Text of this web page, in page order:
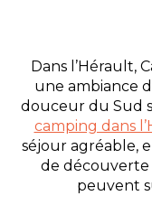
Dans l’Hérault,
une ambiance
douceur du Sud
camping dans
séjour agréable,
de découverte
peuvent